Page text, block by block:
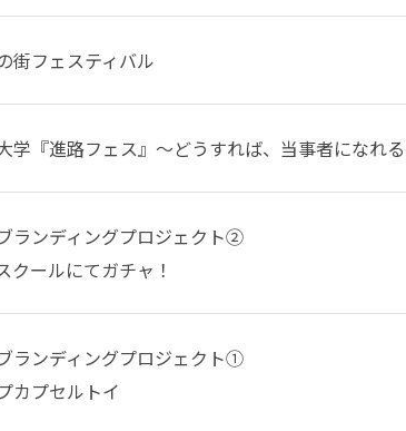
街フェスティバル
学『進路フェス』～どうすれば、当事者になれ
ランディングプロジェクト②
クールにてガチャ！
ランディングプロジェクト①
カプセルトイ